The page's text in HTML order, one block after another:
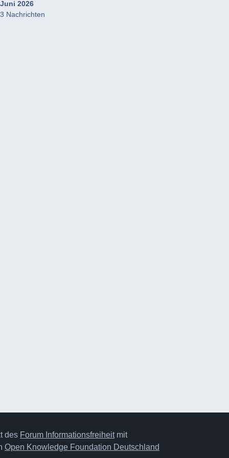
Juni 2026
3 Nachrichten
des Forum Informationsfreiheitmit
Open Knowledge Foundation Deutschland